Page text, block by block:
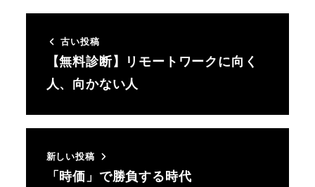
古い投稿
【無料診断】リモートワークに向く
人、向かない人
新しい投稿
「時価」で勝負する時代